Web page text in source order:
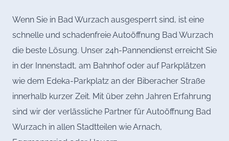
Wenn Sie in Bad Wurzach ausgesperrt sind, ist eine
schnelle und schadenfreie Autoöffnung Bad Wurzach
die beste Lösung. Unser 24h-Pannendienst erreicht Sie
in der Innenstadt, am Bahnhof oder auf Parkplätzen
wie dem Edeka-Parkplatz an der Biberacher Straße
innerhalb kurzer Zeit. Mit über zehn Jahren Erfahrung
sind wir der verlässliche Partner für Autoöffnung Bad
Wurzach in allen Stadtteilen wie Arnach,